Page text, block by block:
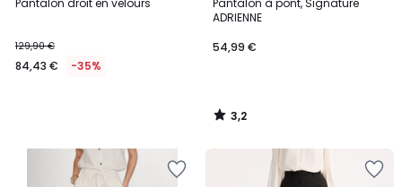
Pantalon droit en velours
129,90 €
84,43 € -35%
Pantalon à pont, Signature
ADRIENNE
54,99 €
3,2
/